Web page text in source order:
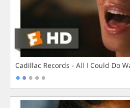
Cadillac Records - All I Could Do